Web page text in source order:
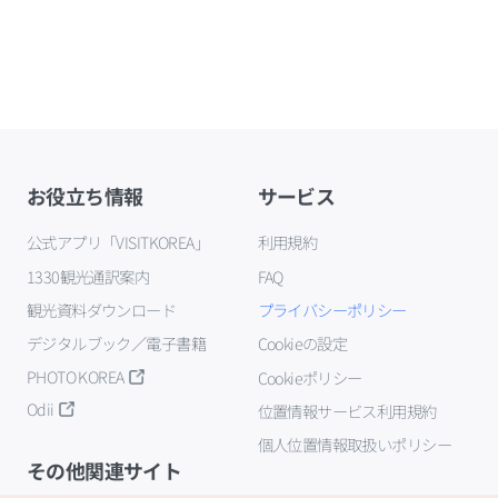
お役立ち情報
公式アプリ「VISITKOREA」
1330観光通訳案内
観光資料ダウンロード
デジタルブック／電子書籍
PHOTO KOREA
Odii
サービス
利用規約
FAQ
プライバシーポリシー
Cookieの設定
Cookieポリシー
位置情報サービス利用規約
個人位置情報取扱いポリシー
その他関連サイト